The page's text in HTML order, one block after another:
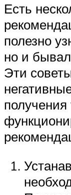
Есть
полезно
но и
Эти